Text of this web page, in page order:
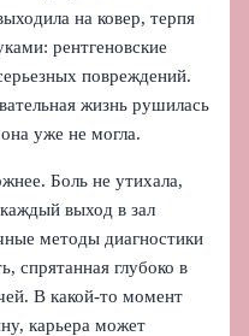
на ковер, терпя
рентгеновские
повреждений.
жизнь рушилась
уже не могла.
Боль не утихала,
выход в зал
методы диагностики
спрятанная глубоко в
В какой‑то момент
карьера может